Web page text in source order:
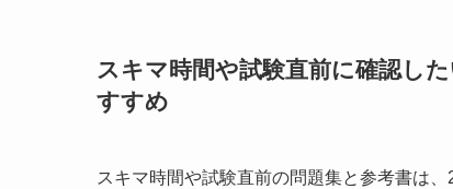
スキマ時間や試験直前に確認し
すすめ
スキマ時間や試験直前の問題集と参考書は